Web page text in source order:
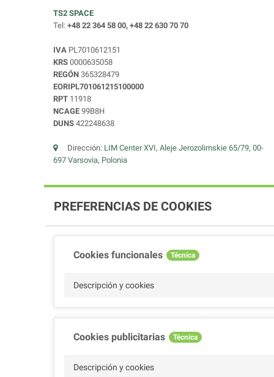
TS2 SPACE
Tel: +48 22 364 58 00, +48 22 630 70 70
IVA PL7010612151
KRS 0000635058
REGÓN 365328479
EORIPL701061215100000
RPT 11918
NCAGE 99B8H
DUNS 422248638
Dirección: LIM Center XVI, Aleje Jerozolimskie 65/79, 00-
697 Varsovia, Polonia
PREFERENCIAS DE COOKIES
Cookies funcionales Técnica
Descripción y cookies
Cookies publicitarias Técnica
Descripción y cookies